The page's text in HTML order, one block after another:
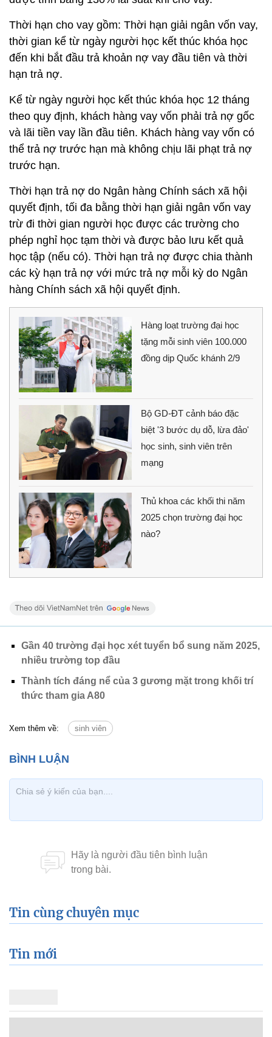
Thời hạn cho vay gồm: Thời hạn giải ngân vốn vay,
thời gian kể từ ngày người học kết thúc khóa học
đến khi bắt đầu trả khoản nợ vay đầu tiên và thời
hạn trả nợ.
Kể từ ngày người học kết thúc khóa học 12 tháng
theo quy định, khách hàng vay vốn phải trả nợ gốc
và lãi tiền vay lần đầu tiên. Khách hàng vay vốn có
thể trả nợ trước hạn mà không chịu lãi phạt trả nợ
trước hạn.
Thời hạn trả nợ do Ngân hàng Chính sách xã hội
quyết định, tối đa bằng thời hạn giải ngân vốn vay
trừ đi thời gian người học được các trường cho
phép nghỉ học tạm thời và được bảo lưu kết quả
học tập (nếu có). Thời hạn trả nợ được chia thành
các kỳ hạn trả nợ với mức trả nợ mỗi kỳ do Ngân
hàng Chính sách xã hội quyết định.
Hàng loạt trường đại học
tặng mỗi sinh viên 100.000
đồng dịp Quốc khánh 2/9
Bộ GD-ĐT cảnh báo đặc
biệt '3 bước dụ dỗ, lừa đảo'
học sinh, sinh viên trên
mạng
Thủ khoa các khối thi năm
2025 chọn trường đại học
nào?
Gần 40 trường đại học xét tuyển bổ sung năm 2025,
nhiều trường top đầu
Thành tích đáng nể của 3 gương mặt trong khối trí
thức tham gia A80
Xem thêm về: sinh viên
Tin cùng chuyên mục
Tin mới